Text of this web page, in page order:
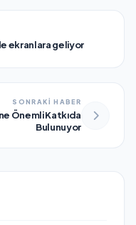
ekranlara geliyor
SONRAKİ HABER
Önemli Katkıda
Bulunuyor